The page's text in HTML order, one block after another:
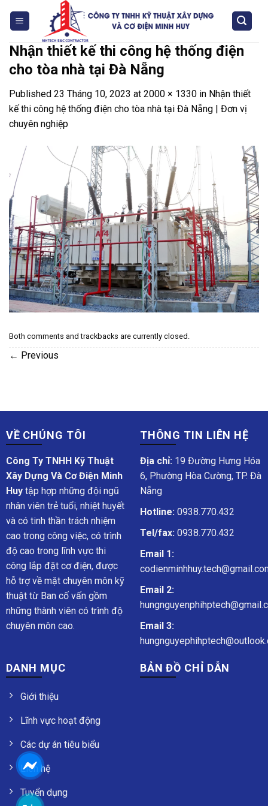
Nhận thiết kế thi công hệ thống điện
cho tòa nhà tại Đà Nẵng
Published 23 Tháng 10, 2023 at 2000 × 1330 in Nhận thiết
kế thi công hệ thống điện cho tòa nhà tại Đà Nẵng | Đơn vị
chuyên nghiệp
Both comments and trackbacks are currently closed.
← Previous
VỀ CHÚNG TÔI
Công Ty TNHH Kỹ Thuật
Xây Dựng Và Cơ Điện Minh
Huytập hợp những đội ngũ
nhân viên trẻ tuổi, nhiệt huyết
và có tinh thần trách nhiệm
cao trong công việc, có trình
độ cao trong lĩnh vực thi
công lắp đặt cơ điện, được
hỗ trợ về mặt chuyên môn kỹ
thuật từ Ban cố vấn gồm
những thành viên có trình độ
chuyên môn cao.
THÔNG TIN LIÊN HỆ
Địa chỉ:19 Đường Hưng Hóa
6, Phường Hòa Cường, TP. Đà
Nẵng
Hotline: 0938.770.432
Tel/fax: 0938.770.432
Email 1:
Email 2:
Email 3:
DANH MỤC
Giới thiệu
Lĩnh vực hoạt động
Các dự án tiêu biểu
Liên hệ
Tuyển dụng
BẢN ĐỒ CHỈ DẪN